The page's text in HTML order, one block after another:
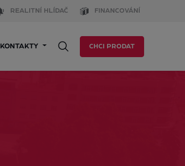
REALITNÍ HLÍDAČ FINANCOVÁNÍ
KONTAKTY CHCI PRODAT